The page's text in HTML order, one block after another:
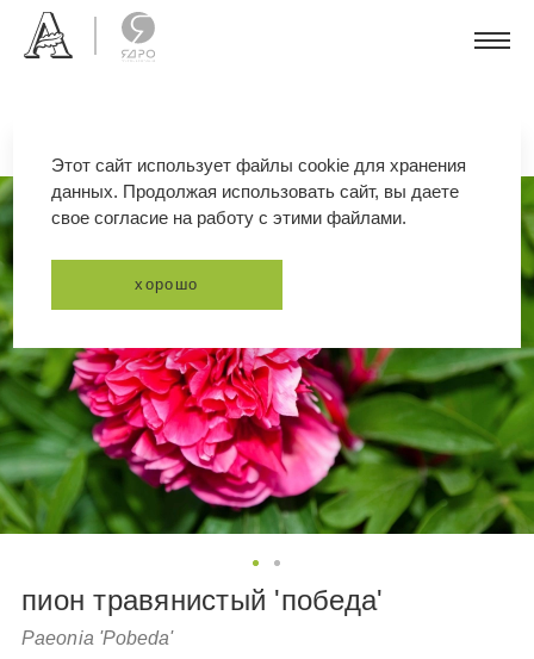
пион травянистый 'победа'
Paeonia 'Pobeda'
Этот сайт использует файлы cookie для хранения
данных. Продолжая использовать сайт, вы даете
свое согласие на работу с этими файлами.
хорошо